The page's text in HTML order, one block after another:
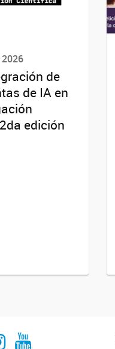
de
de IA en
edición
IMPaM